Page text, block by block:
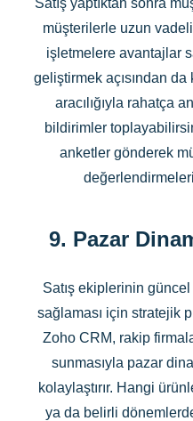
müşterilerle uzun
işletmelere avantajlar
geliştirmek açısından da
aracılığıyla rahatça
bildirimler
anketler gönderek
9. Pazar
Satış ekiplerinin
sağlaması için stratejik
Zoho CRM, rakip
sunmasıyla pazar
kolaylaştırır. Hangi
ya da belirli